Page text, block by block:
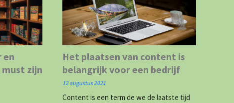
en
zijn
Het plaatsen van content is
belangrijk voor een bedrijf
12 augustus 2021
Content is een term de we de laatste tijd